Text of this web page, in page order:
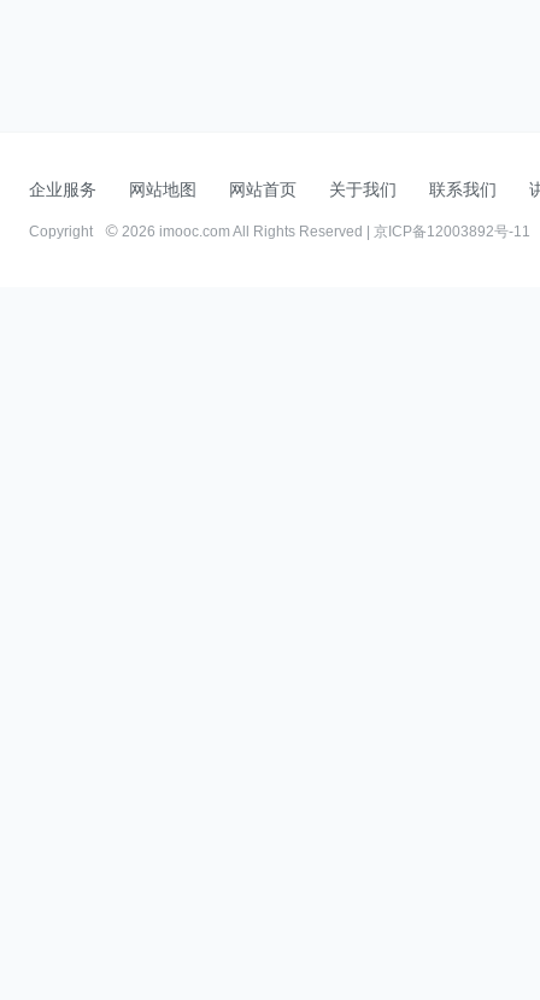
企业服务 网站地图 网站首页 关于我们 联系我们
Copyright 2026 imooc.com All Rights Reserved | 京ICP备12003892号-11